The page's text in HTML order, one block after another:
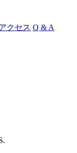
クセス Q & A